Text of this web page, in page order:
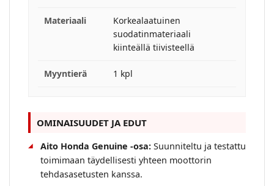
Materiaali
Korkealaatuinen
suodatinmateriaali
kiinteällä tiivisteellä
Myyntierä 1 kpl
OMINAISUUDET JA EDUT
Aito Honda Genuine -osa: Suunniteltu ja testattu
toimimaan täydellisesti yhteen moottorin
tehdasasetusten kanssa.